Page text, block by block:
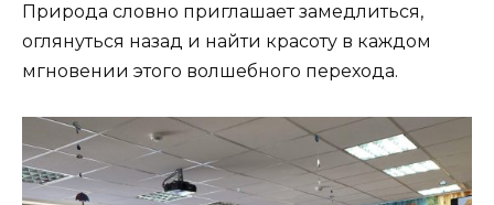
Природа словно приглашает замедлиться,
оглянуться назад и найти красоту в каждом
мгновении этого волшебного перехода.